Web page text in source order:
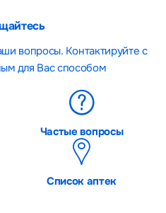
вопросы. Контактируйте с
для Вас способом
Частые вопросы
Список аптек